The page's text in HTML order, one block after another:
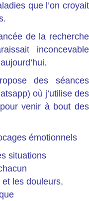
que l’on croyait
de la recherche
inconcevable
des séances
où j’utilise des
venir à bout des
émotionnels
situations
et les douleurs,